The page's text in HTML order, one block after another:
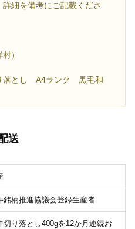
細を備考にご記載くださ
）
とし A4ランク 黒毛和
送
銘柄推進協議会登録生産者
切り落とし400gを12か月連続お